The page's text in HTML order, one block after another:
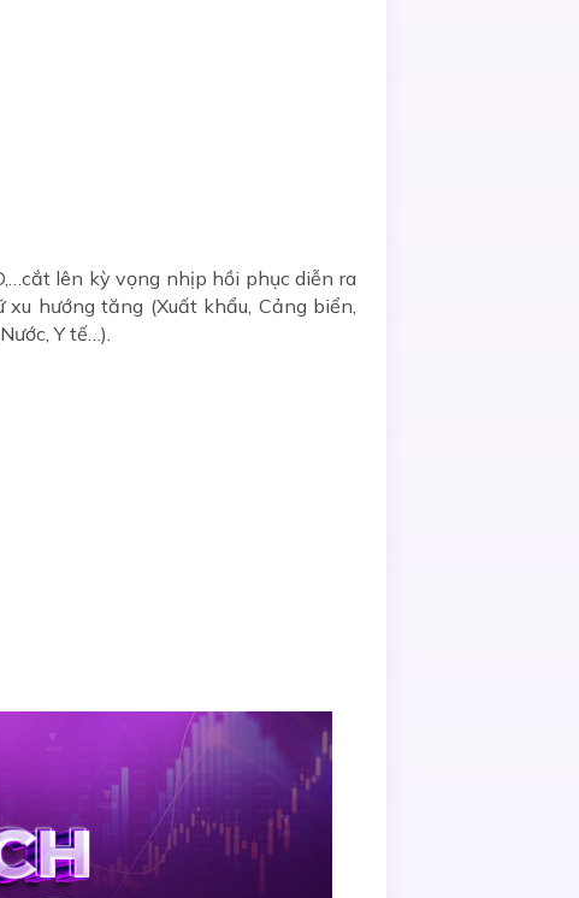
lên kỳ vọng nhịp hồi phục diễn ra
hướng tăng (Xuất khẩu, Cảng biển,
Y tế…).